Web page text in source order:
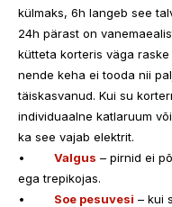
külmaks, 6h langeb see
24h pärast on
kütteta korteris väga
nende keha ei tooda nii
täiskasvanud. Kui su
individuaalne katlaruum
ka see vajab elektrit.
Valgus – pirnid ei
ega trepikojas.
Soe pesuvesi – kui